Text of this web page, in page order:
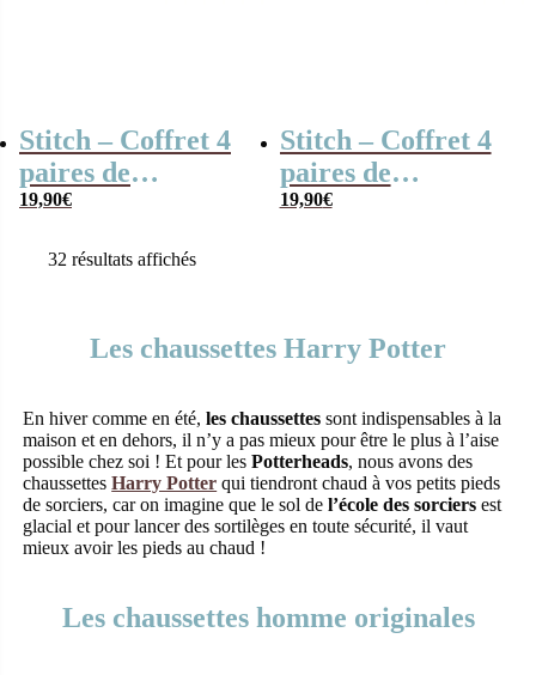
Stitch – Coffret 4
paires de
chaussettes en
tirelire – Taille
19,90€
Stitch – Coffret 4
paires de
chaussettes en
19,90€
32 résultats affichés
Les chaussettes Harry Potter
En hiver comme en été,les chaussettes sont indispensables à la
maison et en dehors, il n’y a pas mieux pour être le plus à l’aise
possible chez soi ! Et pour lesPotterheads, nous avons des
chaussettesHarry Potter qui tiendront chaud à vos petits pieds
de sorciers, car on imagine que le sol del’école des sorciers est
glacial et pour lancer des sortilèges en toute sécurité, il vaut
mieux avoir les pieds au chaud !
Les chaussettes homme originales